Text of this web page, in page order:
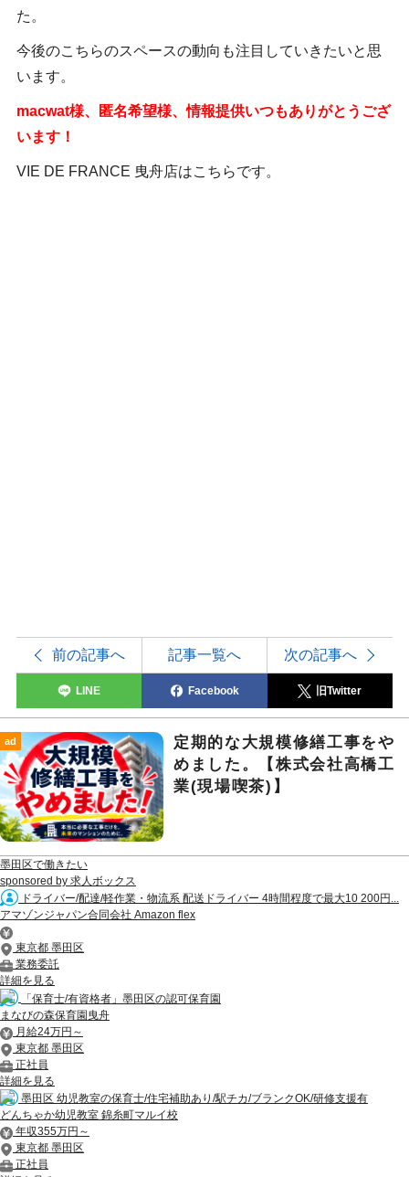
た。
今後のこちらのスペースの動向も注目していきたいと思
います。
macwat様、匿名希望様、情報提供いつもありがとうござ
います！
VIE DE FRANCE 曳舟店はこちらです。
前の記事へ 記事一覧へ 次の記事へ
LINE Facebook 旧Twitter
ad
定期的な大規模修繕工事をや
めました。【株式会社高橋工
業(現場喫茶)】
墨田区で働きたい
sponsored by 求人ボックス
ドライバー/配達/軽作業・物流系 配送ドライバー 4時間程度で最大10 200円...
アマゾンジャパン合同会社 Amazon flex
東京都 墨田区
業務委託
詳細を見る
「保育士/有資格者」墨田区の認可保育園
まなびの森保育園曳舟
月給24万円～
東京都 墨田区
正社員
詳細を見る
墨田区 幼児教室の保育士/住宅補助あり/駅チカ/ブランクOK/研修支援有
どんちゃか幼児教室 錦糸町マルイ校
年収355万円～
東京都 墨田区
正社員